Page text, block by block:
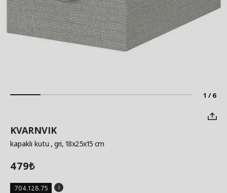
1 / 6
KVARNVIK
kapaklı kutu , gri, 18x25x15 cm
479₺
704.128.75